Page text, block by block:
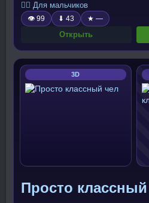
🧍‍♂️ Для мальчиков
👁 99 ⬇ 43 ★ —
Открыть
3D
Просто